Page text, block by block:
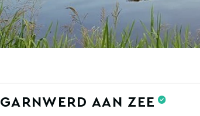
GARNWERD AAN ZEE